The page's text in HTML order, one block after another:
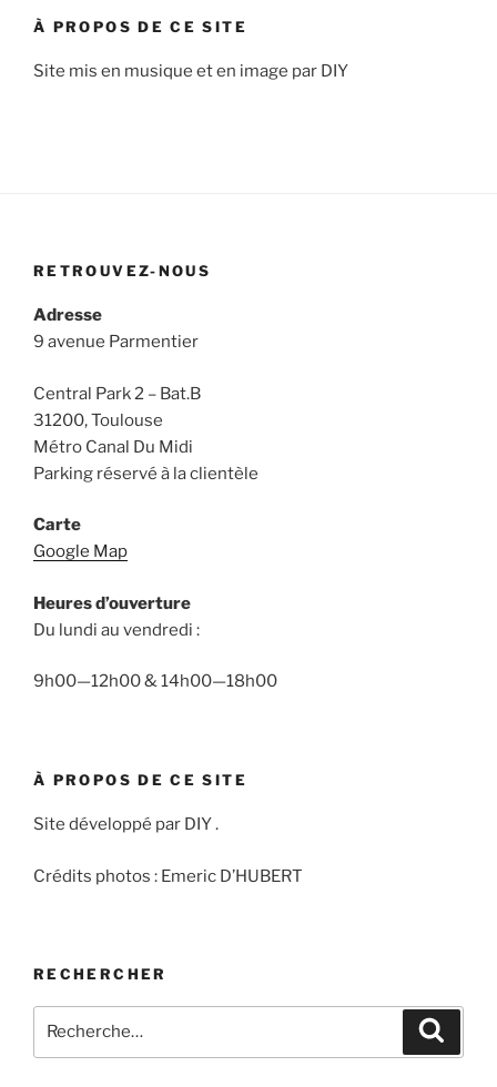
À PROPOS DE CE SITE
Site mis en musique et en image par DIY
RETROUVEZ-NOUS
Adresse
9 avenue Parmentier
Central Park 2 – Bat.B
31200, Toulouse
Métro Canal Du Midi
Parking réservé à la clientèle
Carte
Google Map
Heures d’ouverture
Du lundi au vendredi :
9h00—12h00 & 14h00—18h00
À PROPOS DE CE SITE
Site développé par DIY .
Crédits photos : Emeric D’HUBERT
RECHERCHER
pour